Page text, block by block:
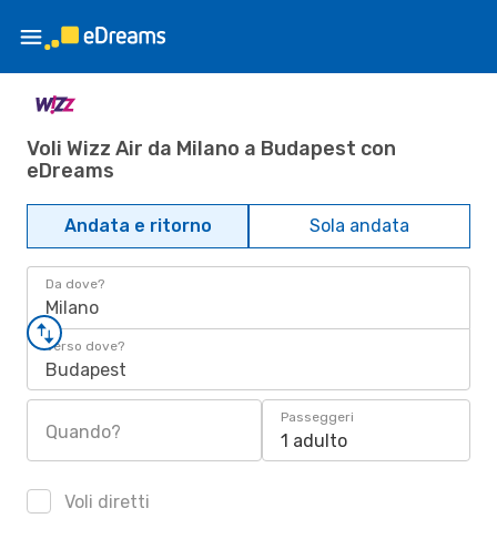
Voli Wizz Air da Milano a Budapest con
eDreams
Andata e ritorno Sola andata
Da dove?
Milano
Verso dove?
Budapest
Quando?
Passeggeri
1 adulto
Voli diretti